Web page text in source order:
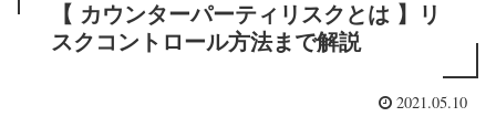
【 カウンターパーティリスクとは 】リ
スクコントロール方法まで解説
2021.05.10